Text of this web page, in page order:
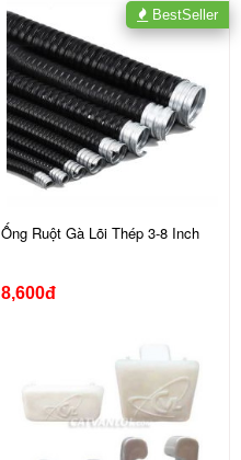
Ống Ruột Gà Lõi Thép 3-8 Inch
8,600đ
BestSeller